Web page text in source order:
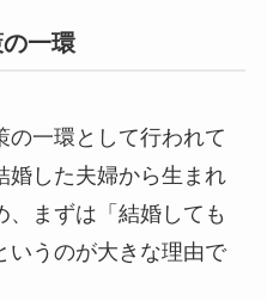
一環
の一環として行われて
婚した夫婦から生まれ
、まずは「結婚しても
いうのが大きな理由で